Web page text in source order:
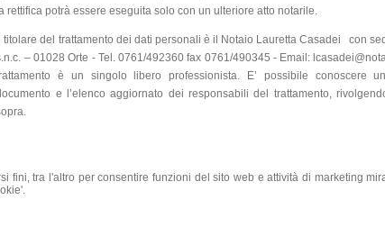
fini, tra l'altro per consentire funzioni del sito web e attività di marketing
rettifica potrà essere eseguita solo con un ulteriore atto notarile.
Il titolare del trattamento dei dati personali è il Notaio Lauretta Casadei con
– 01028 Orte - Tel. 0761/492360 fax 0761/490345 - Email:
è un singolo libero professionista. E’ possibile conoscere
e l’elenco aggiornato dei responsabili del trattamento,
Notarile Lauretta Casadei
C.A. Dalla Chiesa s.n.c. - 01028 - Orte (VT)